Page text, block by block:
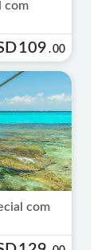
com
109 .00
com